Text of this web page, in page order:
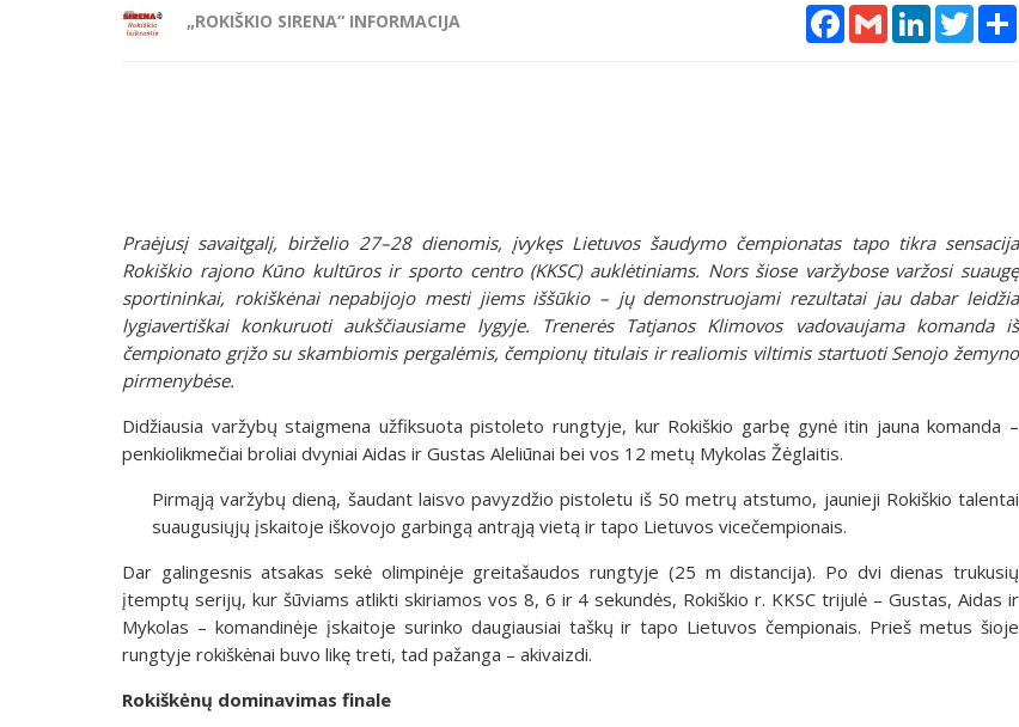
„ROKIŠKIO SIRENA“ INFORMACIJA Facebook
GmailLinkedInTwitter
Praėjusį savaitgalį, birželio 27–28 dienomis, įvykęs Lietuvos šaudymo čempionatas tapo tikra sensacija
Rokiškio rajono Kūno kultūros ir sporto centro (KKSC) auklėtiniams. Nors šiose varžybose varžosi suaugę
sportininkai, rokiškėnai nepabijojo mesti jiems iššūkio – jų demonstruojami rezultatai jau dabar leidžia
lygiavertiškai konkuruoti aukščiausiame lygyje.
Trenerės Tatjanos Klimovos vadovaujama komanda iš
čempionato grįžo su skambiomis pergalėmis, čempionų titulais ir realiomis viltimis startuoti Senojo žemyno
pirmenybėse.
Didžiausia varžybų staigmena užfiksuota pistoleto rungtyje, kur Rokiškio garbę gynė itin jauna komanda –
penkiolikmečiai broliai dvyniai Aidas ir Gustas Aleliūnai bei vos 12 metų Mykolas Žėglaitis.
Pirmąją varžybų dieną, šaudant laisvo pavyzdžio pistoletu iš 50 metrų atstumo, jaunieji Rokiškio talentai
suaugusiųjų įskaitoje iškovojo garbingą antrąją vietą ir tapo Lietuvos vicečempionais.
Dar galingesnis atsakas sekė olimpinėje greitašaudos rungtyje (25 m distancija). Po dvi dienas trukusių
įtemptų serijų, kur šūviams atlikti skiriamos vos 8, 6 ir 4 sekundės, Rokiškio r. KKSC trijulė – Gustas, Aidas ir
Mykolas – komandinėje įskaitoje surinko daugiausiai taškų ir tapo Lietuvos čempionais. Prieš metus šioje
rungtyje rokiškėnai buvo likę treti, tad pažanga – akivaizdi.
Rokiškėnų dominavimas finale